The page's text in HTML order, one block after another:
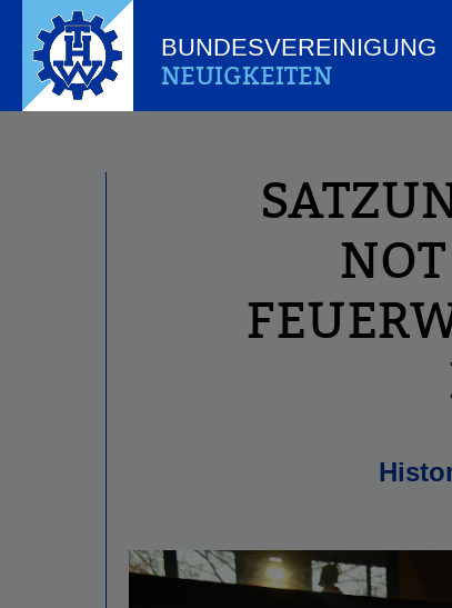
BUNDESVEREINIGUNG
NEUIGKEITEN